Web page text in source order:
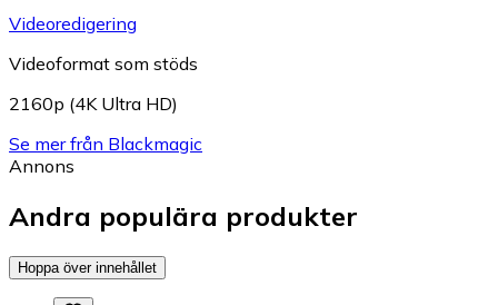
Videoredigering
Videoformat som stöds
2160p (4K Ultra HD)
Se mer från Blackmagic
Annons
Andra populära produkter
Hoppa över innehållet